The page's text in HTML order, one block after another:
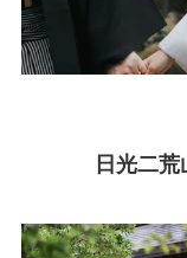
日光二